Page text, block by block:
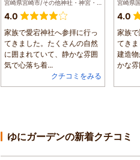
4.0
家族で愛宕神社へ参拝に行っ
てきました。たくさんの自然
に囲まれていて、静かな雰囲
気で心落ち着...
クチコミをみる
4.0
家族
てき
建造
かな
ゆにガーデンの新着クチコミ